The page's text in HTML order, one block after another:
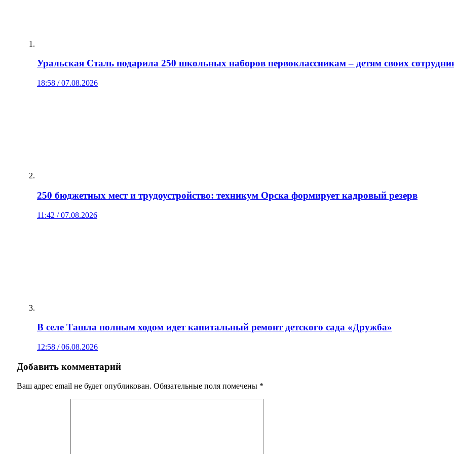
Уральская Сталь подарила 250 школьных наборов первоклассникам – детям своих
18:58 / 07.08.2026
250 бюджетных мест и трудоустройство: техникум Орска формирует кадровый резерв
11:42 / 07.08.2026
В селе Ташла полным ходом идет капитальный ремонт детского сада «Дружба»
12:58 / 06.08.2026
Добавить комментарий
Ваш адрес email не будет опубликован. Обязательные поля помечены *